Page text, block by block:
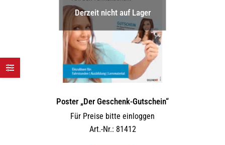
Derzeit nicht auf Lager
Poster „Der Geschenk-Gutschein“
Für Preise bitte einloggen
Art.-Nr.: 81412